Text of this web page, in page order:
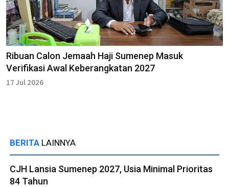
Ribuan Calon Jemaah Haji Sumenep Masuk
Verifikasi Awal Keberangkatan 2027
17 Jul 2026
BERITA LAINNYA
CJH Lansia Sumenep 2027, Usia Minimal Prioritas
84 Tahun